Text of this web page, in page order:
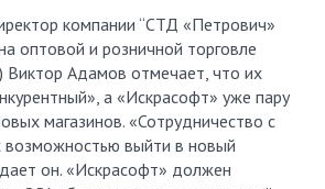
компании “СТД «Петрович»
оптовой и розничной торговле
Виктор Адамов отмечает, что их
а «Искрасофт» уже пару
магазинов. «Сотрудничество с
возможностью выйти в новый
он. «Искрасофт» должен